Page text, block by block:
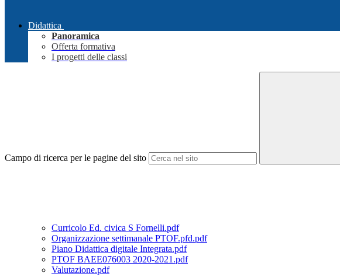
Didattica
Panoramica
Offerta formativa
I progetti delle classi
Campo di ricerca per le pagine del sito
Curricolo Ed. civica S Fornelli.pdf
Organizzazione settimanale PTOF.pfd.pdf
Piano Didattica digitale Integrata.pdf
PTOF BAEE076003 2020-2021.pdf
Valutazione.pdf